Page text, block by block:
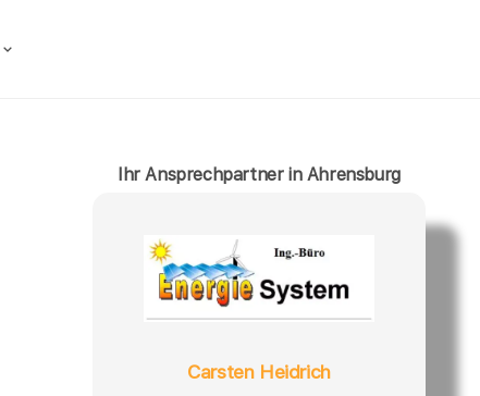
Ihr Ansprechpartner in Ahrensburg
Carsten Heidrich